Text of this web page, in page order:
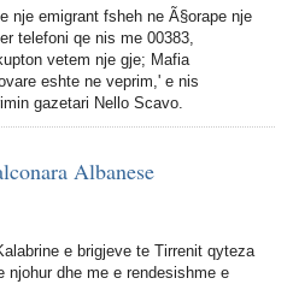
nje emigrant fsheh ne Ã§orape nje
telefoni qe nis me 00383,
vetem nje gje; Mafia
eshte ne veprim,' e nis
gazetari Nello Scavo.
Albanese
e brigjeve te Tirrenit qyteza
njohur dhe me e rendesishme e